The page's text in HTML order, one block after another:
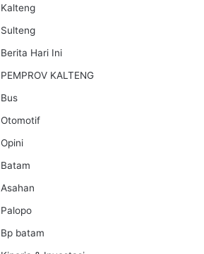
Kalteng
Sulteng
Berita Hari Ini
PEMPROV KALTENG
Bus
Otomotif
Opini
Batam
Asahan
Palopo
Bp batam